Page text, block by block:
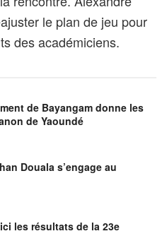
le plan de jeu pour
des académiciens.
de Bayangam donne les
de Yaoundé
Douala s’engage au
les résultats de la 23e